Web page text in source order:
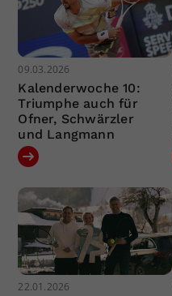
09.03.2026
Kalenderwoche 10:
Triumphe auch für
Ofner, Schwärzler
und Langmann
22.01.2026